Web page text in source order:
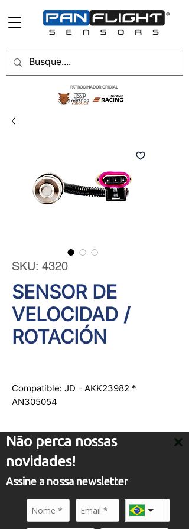
Não perca nossas
novidades!
Assine a nossa newsletter
PATROCINADOR OFICIAL
SKU: 4320
SENSOR DE
VELOCIDAD /
ROTACIÓN
Compatible: JD - AKK23982 *
AN305054
ATENDIMENTO
comercial01@panflight.com
+55 (19) 3437-2010